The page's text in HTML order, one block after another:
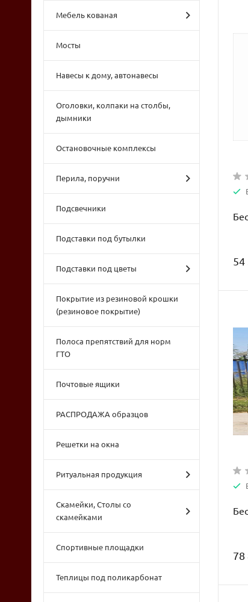
Мебель кованая
Мосты
Навесы к дому, автонавесы
Оголовки, колпаки на столбы,
дымники
Остановочные комплексы
Перила, поручни
Подсвечники
Подставки под бутылки
Подставки под цветы
Покрытие из резиновой крошки
(резиновое покрытие)
Полоса препятствий для норм
ГТО
Почтовые ящики
РАСПРОДАЖА образцов
Решетки на окна
Ритуальная продукция
Скамейки, Столы со
скамейками
Спортивные площадки
Теплицы под поликарбонат
54
78